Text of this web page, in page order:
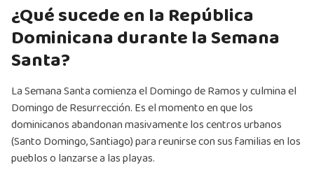
¿Qué sucede en la República
Dominicana durante la Semana
Santa?
La Semana Santa comienza el Domingo de Ramos y culmina el
Domingo de Resurrección. Es el momento en que los
dominicanos abandonan masivamente los centros urbanos
(Santo Domingo, Santiago) para reunirse con sus familias en los
pueblos o lanzarse a las playas.